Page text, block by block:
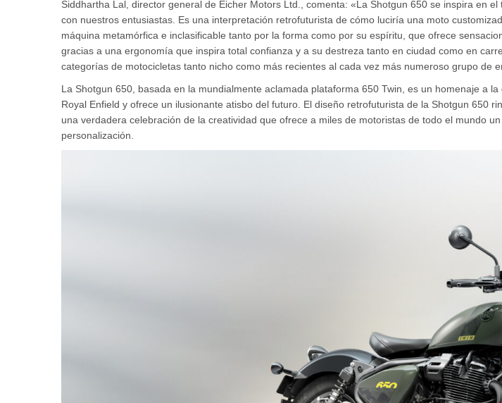
Siddhartha Lal, director general de Eicher Motors Ltd., comenta: «La Shotgun 650 se inspira en
con nuestros entusiastas. Es una interpretación retrofuturista de cómo luciría una moto
máquina metamórfica e inclasificable tanto por la forma como por su espíritu, que ofrece
gracias a una ergonomía que inspira total confianza y a su destreza tanto en ciudad como en
categorías de motocicletas tanto nicho como más recientes al cada vez más numeroso grupo de
La Shotgun 650, basada en la mundialmente aclamada plataforma 650 Twin, es un homenaje a
Royal Enfield y ofrece un ilusionante atisbo del futuro. El diseño retrofuturista de la Shotgun 650
una verdadera celebración de la creatividad que ofrece a miles de motoristas de todo el mundo
personalización.